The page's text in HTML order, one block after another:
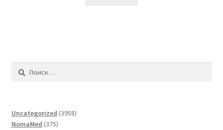
Найти:
Uncategorized 39583958
NomaMed 375375